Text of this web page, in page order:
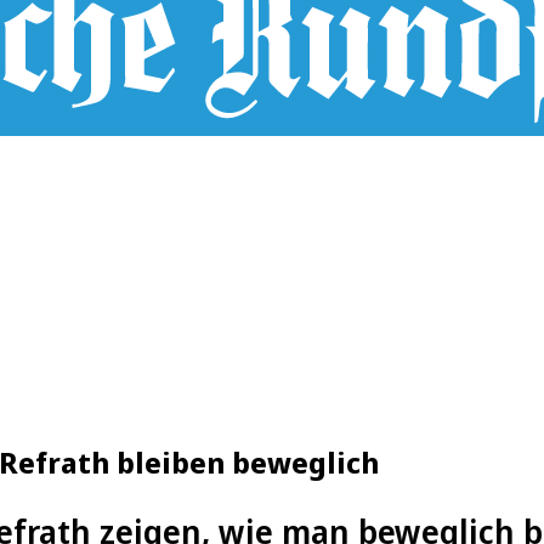
bleiben beweglich
zeigen, wie man beweglich